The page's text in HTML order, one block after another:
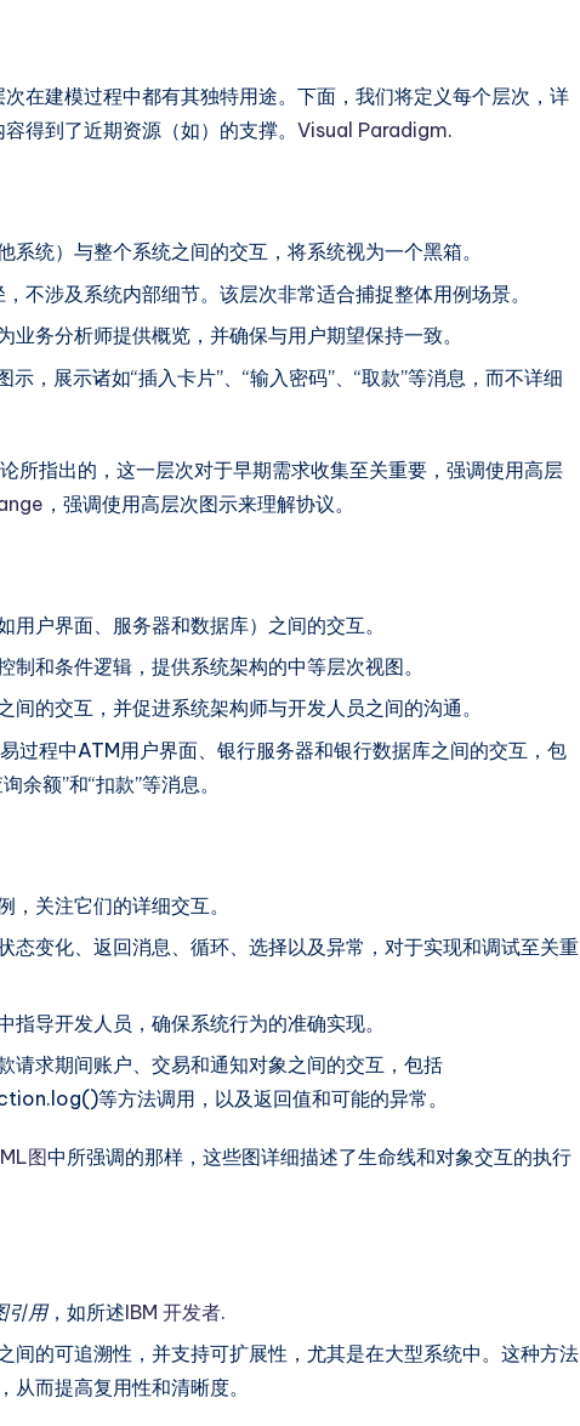
在建模过程中都有其独特用途。下面，我们将定义每个层次，详
得到了近期资源（如）的支撑。 Visual Paradigm.
系统）与整个系统之间的交互，将系统视为一个黑箱。
不涉及系统内部细节。该层次非常适合捕捉整体用例场景。
业务分析师提供概览，并确保与用户期望保持一致。
示，展示诸如“插入卡片”、“输入密码”、“取款”等消息，而不详细
所指出的，这一层次对于早期需求收集至关重要，强调使用高层
，强调使用高层次图示来理解协议。
用户界面、服务器和数据库）之间的交互。
制和条件逻辑，提供系统架构的中等层次视图。
间的交互，并促进系统架构师与开发人员之间的沟通。
过程中ATM用户界面、银行服务器和银行数据库之间的交互，包
余额”和“扣款”等消息。
，关注它们的详细交互。
态变化、返回消息、循环、选择以及异常，对于实现和调试至关重
指导开发人员，确保系统行为的准确实现。
请求期间账户、交易和通知对象之间的交互，包括
等方法调用，以及返回值和可能的异常。
图中所强调的那样，这些图详细描述了生命线和对象交互的执行
引用，如所述IBM 开发者.
间的可追溯性，并支持可扩展性，尤其是在大型系统中。这种方法
而提高复用性和清晰度。